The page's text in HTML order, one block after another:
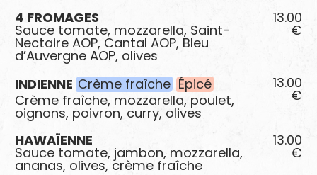
4 FROMAGES
Sauce tomate, mozzarella, Saint-
Nectaire AOP, Cantal AOP, Bleu
d’Auvergne AOP, olives
13.00
€
INDIENNE Crème fraîche Épicé
Crème fraîche, mozzarella, poulet,
oignons, poivron, curry, olives
13.00
€
HAWAÏENNE
Sauce tomate, jambon, mozzarella,
ananas, olives, crème fraîche
13.00
€